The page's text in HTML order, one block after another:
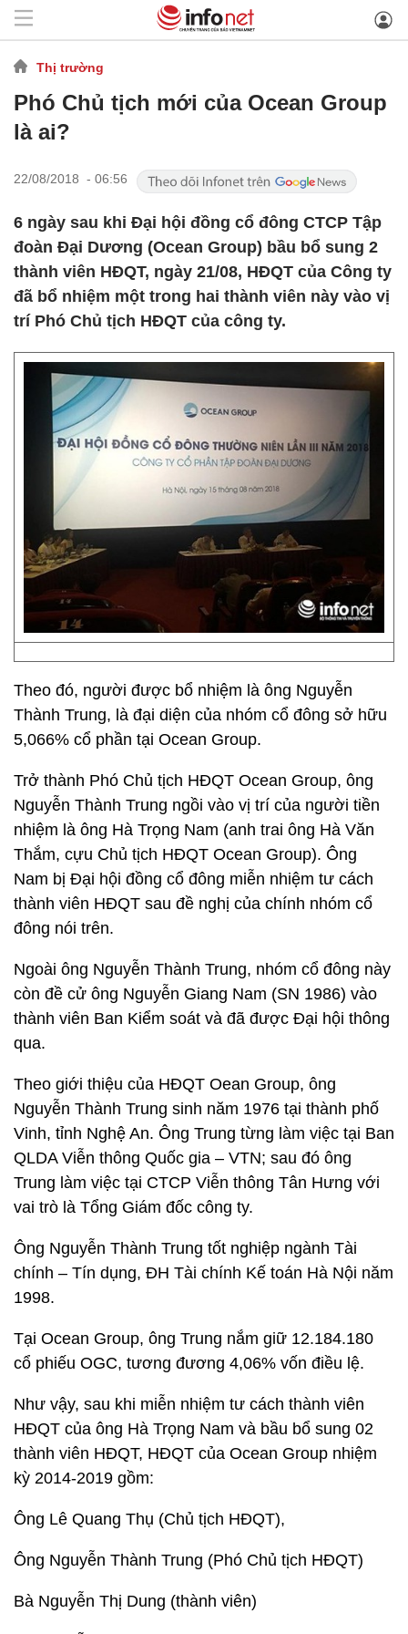
Thị trường
Phó Chủ tịch mới của Ocean Group
là ai?
22/08/2018 - 06:56
6 ngày sau khi Đại hội đồng cổ đông CTCP Tập
đoàn Đại Dương (Ocean Group) bầu bổ sung 2
thành viên HĐQT, ngày 21/08, HĐQT của Công ty
đã bổ nhiệm một trong hai thành viên này vào vị
trí Phó Chủ tịch HĐQT của công ty.
Theo đó, người được bổ nhiệm là ông Nguyễn
Thành Trung, là đại diện của nhóm cổ đông sở hữu
5,066% cổ phần tại Ocean Group.
Trở thành Phó Chủ tịch HĐQT Ocean Group, ông
Nguyễn Thành Trung ngồi vào vị trí của người tiền
nhiệm là ông Hà Trọng Nam (anh trai ông Hà Văn
Thắm, cựu Chủ tịch HĐQT Ocean Group). Ông
Nam bị Đại hội đồng cổ đông miễn nhiệm tư cách
thành viên HĐQT sau đề nghị của chính nhóm cổ
đông nói trên.
Ngoài ông Nguyễn Thành Trung, nhóm cổ đông này
còn đề cử ông Nguyễn Giang Nam (SN 1986) vào
thành viên Ban Kiểm soát và đã được Đại hội thông
qua.
Theo giới thiệu của HĐQT Oean Group, ông
Nguyễn Thành Trung sinh năm 1976 tại thành phố
Vinh, tỉnh Nghệ An. Ông Trung từng làm việc tại Ban
QLDA Viễn thông Quốc gia – VTN; sau đó ông
Trung làm việc tại CTCP Viễn thông Tân Hưng với
vai trò là Tổng Giám đốc công ty.
Ông Nguyễn Thành Trung tốt nghiệp ngành Tài
chính – Tín dụng, ĐH Tài chính Kế toán Hà Nội năm
1998.
Tại Ocean Group, ông Trung nắm giữ 12.184.180
cổ phiếu OGC, tương đương 4,06% vốn điều lệ.
Như vậy, sau khi miễn nhiệm tư cách thành viên
HĐQT của ông Hà Trọng Nam và bầu bổ sung 02
thành viên HĐQT, HĐQT của Ocean Group nhiệm
kỳ 2014-2019 gồm:
Ông Lê Quang Thụ (Chủ tịch HĐQT),
Ông Nguyễn Thành Trung (Phó Chủ tịch HĐQT)
Bà Nguyễn Thị Dung (thành viên)